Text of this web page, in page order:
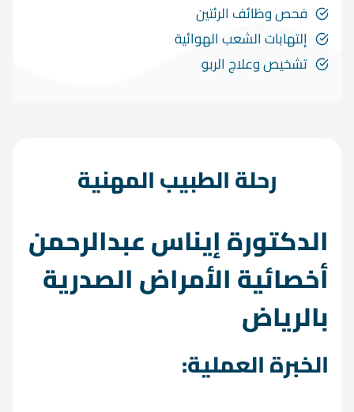
فحص وظائف الرئتين
إلتهابات الشعب الهوائية
تشخيص وعلاج الربو
رحلة الطبيب المهنية
الدكتورة إيناس عبدالرحمن
أخصائية الأمراض الصدرية
بالرياض
الخبرة العملية: